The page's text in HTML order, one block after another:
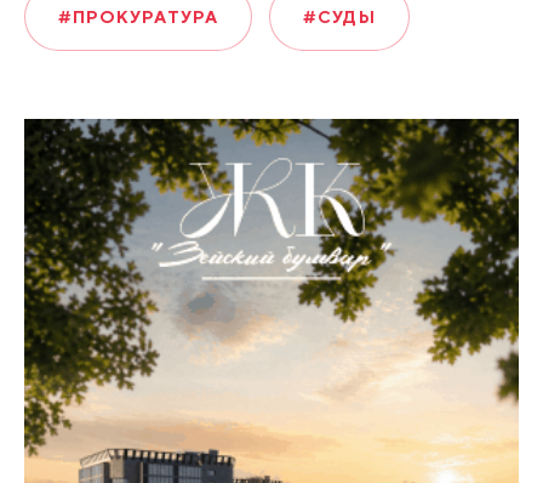
#ПРОКУРАТУРА #СУДЫ